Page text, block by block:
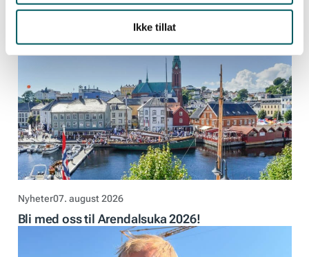
Ikke tillat
Siste nyheter
Nyheter07. august 2026
Bli med oss til Arendalsuka 2026!